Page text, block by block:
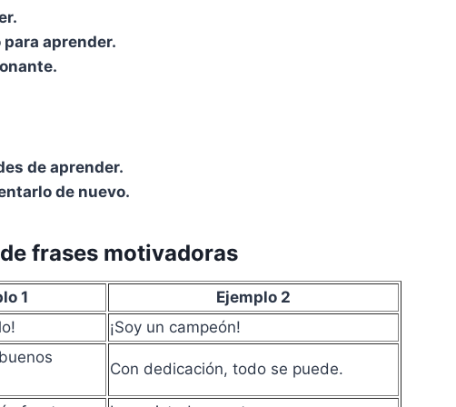
aprender.
de aprender.
de nuevo.
frases motivadoras
1
Ejemplo 2
¡Soy un campeón!
Con dedicación, todo se puede.